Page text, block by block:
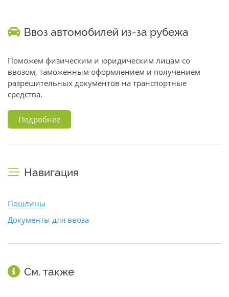
Ввоз автомобилей из-за рубежа
Поможем физическим и юридическим лицам со
ввозом, таможенным оформлением и получением
разрешительных документов на транспортные
средства.
Подробнее
Навигация
Пошлины
Документы для ввоза
См. также